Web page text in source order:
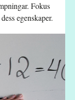
Fokus
egenskaper.